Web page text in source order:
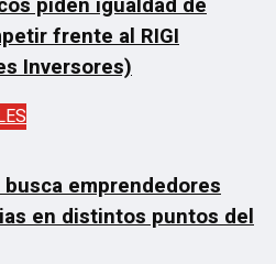
frente al RIGI
Inversores)
emprendedores
en distintos puntos del